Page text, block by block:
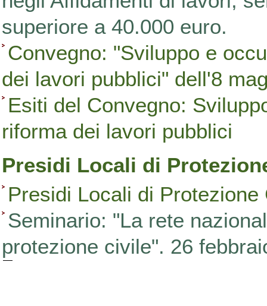
superiore a 40.000 euro.
Convegno: "Sviluppo e
dei lavori pubblici" dell'8
Esiti del Convegno:
riforma dei lavori pubblici
Presidi Locali di
Presidi Locali di Protezione
Seminario: "La rete
protezione civile". 26